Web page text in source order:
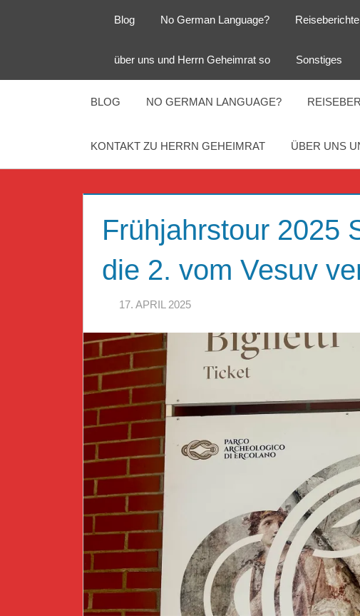
Reise
Guckloch
–
Geheimrat
auf
Reisen
Geheimrat
auf
Reisen
Blog No German Language? Reiseberichte
über uns und Herrn Geheimrat so Sonstiges
BLOG NO GERMAN LANGUAGE?
KONTAKT ZU HERRN GEHEIMRAT ÜBER UNS
Frühjahrstour 2025
die 2. vom Vesuv
17. APRIL 2025